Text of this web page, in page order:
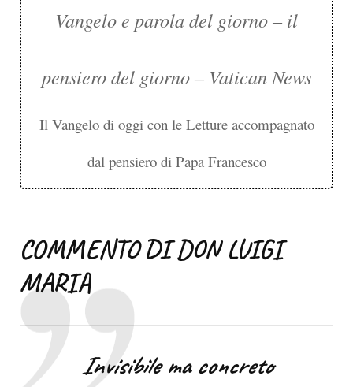
Vangelo e parola del giorno – il
pensiero del giorno – Vatican News
Il Vangelo di oggi con le Letture accompagnato
dal pensiero di Papa Francesco
COMMENTO DI DON LUIGI
MARIA
Invisibile ma concreto